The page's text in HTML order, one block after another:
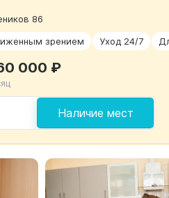
86
зрением Уход 24/7
Наличие мест
000 ₽